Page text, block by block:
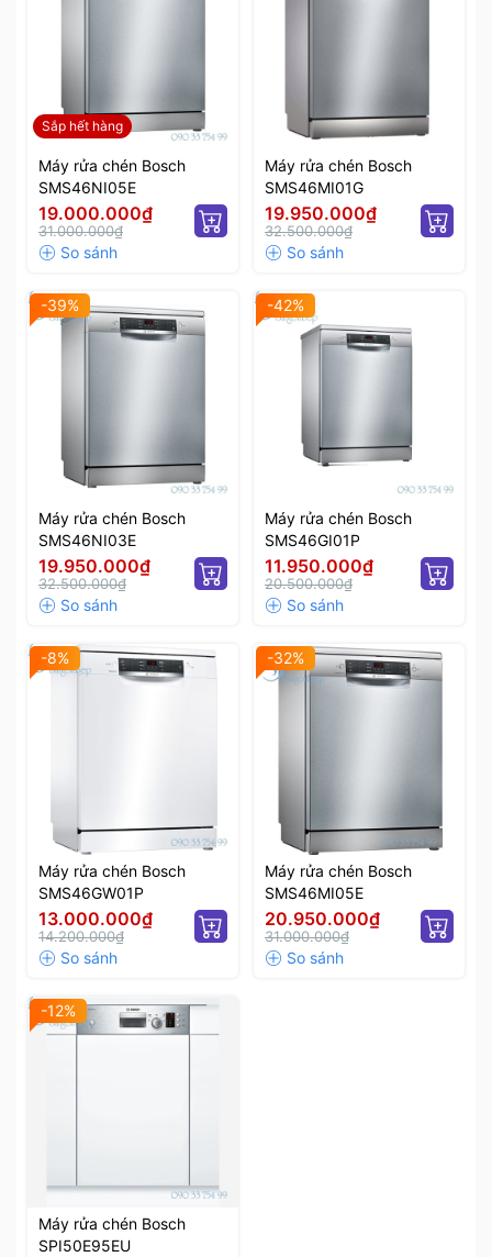
Sắp hết hàng
Máy rửa chén Bosch
SMS46NI05E
19.000.000₫
31.000.000₫
Máy rửa chén Bosch
SMS46MI01G
19.950.000₫
32.500.000₫
-39%
Máy rửa chén Bosch
SMS46NI03E
19.950.000₫
32.500.000₫
-42%
Máy rửa chén Bosch
SMS46GI01P
11.950.000₫
20.500.000₫
-8%
Máy rửa chén Bosch
SMS46GW01P
13.000.000₫
14.200.000₫
-32%
Máy rửa chén Bosch
SMS46MI05E
20.950.000₫
31.000.000₫
-12%
Máy rửa chén Bosch
SPI50E95EU